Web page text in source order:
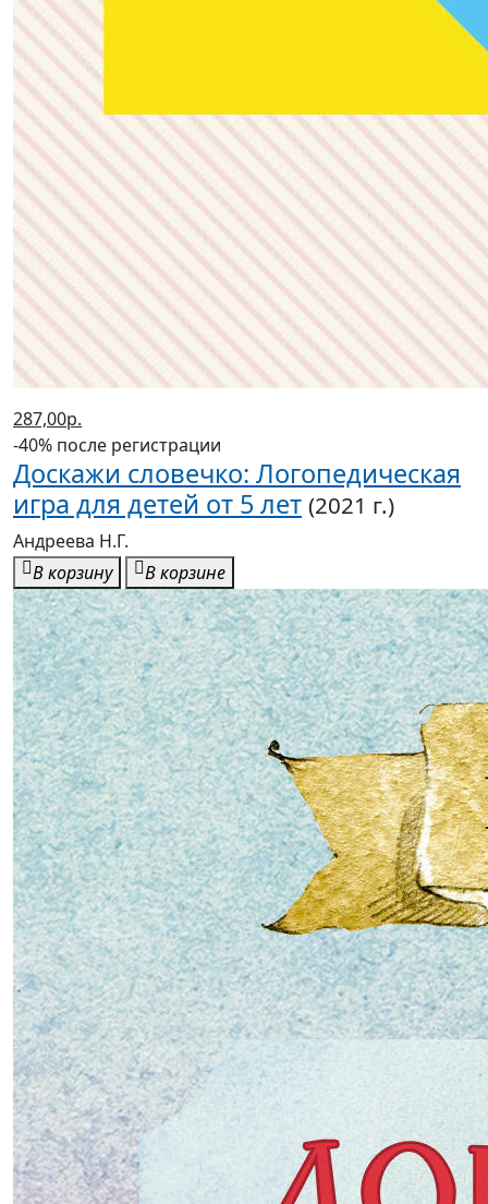
287,00р.
-40% после регистрации
Доскажи словечко: Логопедическая
игра для детей от 5 лет (2021 г.)
Андреева Н.Г.
В корзину
В корзине